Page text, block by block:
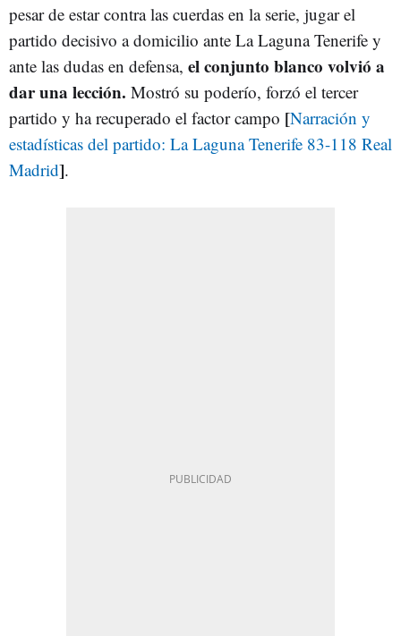
pesar de estar contra las cuerdas en la serie, jugar el
partido decisivo a domicilio ante La Laguna Tenerife y
ante las dudas en defensa, el conjunto blanco volvió a
dar una lección. Mostró su poderío, forzó el tercer
partido y ha recuperado el factor campo [Narración y
estadísticas del partido: La Laguna Tenerife 83-118 Real
Madrid].